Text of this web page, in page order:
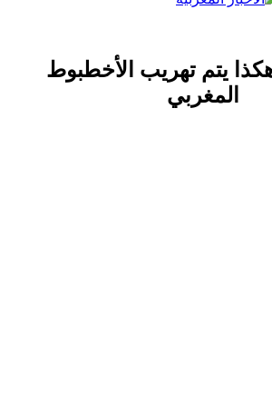
يتم تهريب الأخطبوط
المغربي